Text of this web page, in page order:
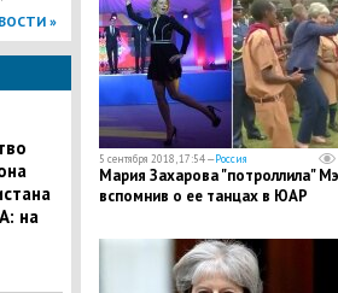
»
на
5 сентября 2018, 17:54 —Россия
Мария Захарова "потроллила"
вспомнив о ее танцах в ЮАР